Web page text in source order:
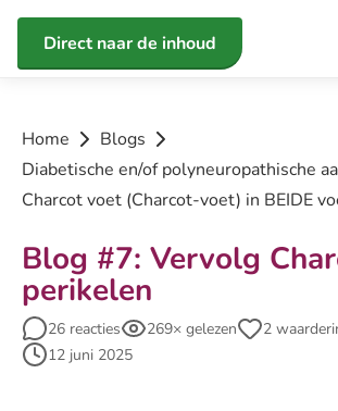
Direct naar de inhoud
Home
Blogs
Diabetische en/of polyneuropathische
Charcot voet (Charcot-voet) in BEIDE
Blog #7: Vervolg
perikelen
26 reacties 269× gelezen
2
12 juni 2025